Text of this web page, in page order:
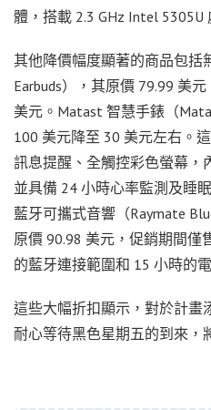
體，搭載 2.3 GHz Intel 5305U
其他降價幅度顯著的商品包括
Earbuds），其原價 79.99 美
美元。Matast 智慧手錶（
100 美元降至 30 美元左右。
訊息提醒、全觸控彩色螢幕，
並具備 24 小時心率監測及睡
藍牙可攜式音響（Raymate
原價 90.98 美元，促銷期間僅
的藍牙連接範圍和 15 小時的
這些大幅折扣顯示，對於計畫
耐心等待黑色星期五的到來，